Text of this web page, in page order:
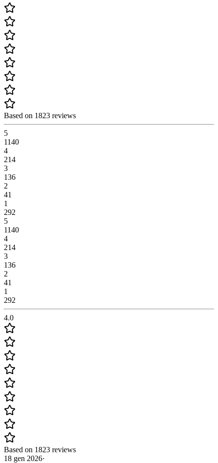
Based on 1823 reviews
5
1140
4
214
3
136
2
41
1
292
5
1140
4
214
3
136
2
41
1
292
4.0
Based on 1823 reviews
18 gen 2026·